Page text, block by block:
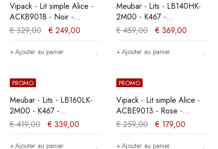
Vipack - Lit simple Alice -
ACKB9018 - Noir -
95,5x90,5x207,5cm
€329,00 € 249,00
Ajouter au panier
Meubar - Lits - LB140HK-
2M00 - K467 -
Mélèze/Chêne cristal
marron clair -
140x104x200cm
€459,00 € 369,00
Ajouter au panier
PROMO
Meubar - Lits - LB160LK-
2M00 - K467 -
Mélèze/Chêne cristal
marron clair -
160x89x200cm
€419,00 € 339,00
Ajouter au panier
PROMO
Vipack - Lit simple Alice -
ACBE9013 - Rose -
91x94x208cm
€259,00 € 179,00
Ajouter au panier